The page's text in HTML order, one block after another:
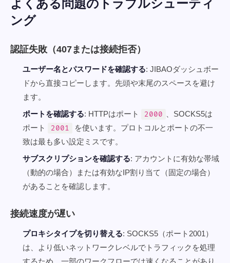
よくある問題のトラブルシューティ
ング
認証失敗（407または接続拒否）
ユーザー名とパスワードを確認する: JIBAOダッシュボー
ドから直接コピーします。先頭や末尾のスペースを避け
ます。
ポートを確認する: HTTPはポート 2000
、SOCKS5は
ポート
2001
を使います。プロトコルとポートの不一
致は最も多い設定ミスです。
サブスクリプションを確認する: アカウントに有効な帯域
（動的の場合）または有効なIP割り当て（固定の場合）
があることを確認します。
接続速度が遅い
プロキシタイプを切り替える: SOCKS5（ポート2001）
は、より低いネットワークレベルでトラフィックを処理
するため、一部のワークフローでは速くなることがあり